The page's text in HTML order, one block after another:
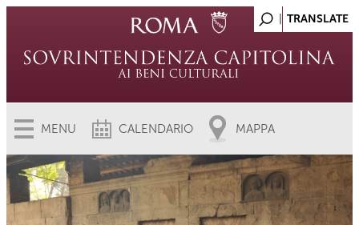
MENU CALENDARIO MAPPA